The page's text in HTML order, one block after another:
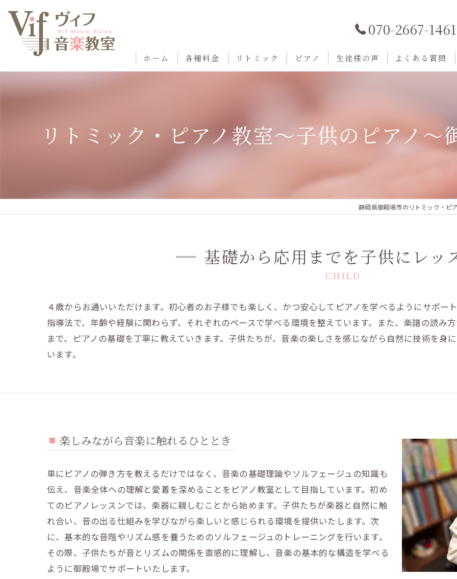
070-2667-1461
ホーム 各種料金 リトミック ピアノ 生徒様の声 よくある質問
リトミック・ピアノ教室～子供のピアノ
静岡県御殿場市のリトミック・ピ
基礎から応用までを子供にレッ
CHILD
４歳からお通いいただけます。初心者のお子様でも楽しく、かつ安心してピアノを学べるようにサポー
指導法で、年齢や経験に関わらず、それぞれのペースで学べる環境を整えています。また、楽譜の読み
まで、ピアノの基礎を丁寧に教えていきます。子供たちが、音楽の楽しさを感じながら自然に技術を身
います。
楽しみながら音楽に触れるひととき
単にピアノの弾き方を教えるだけではなく、音楽の基礎理論やソルフェージュの知識も
伝え、音楽全体への理解と愛着を深めることをピアノ教室として目指しています。初め
てのピアノレッスンでは、楽器に親しむことから始めます。子供たちが楽器と自然に触
れ合い、音の出る仕組みを学びながら楽しいと感じられる環境を提供いたします。次
に、基本的な音階やリズム感を養うためのソルフェージュのトレーニングを行います。
その際、子供たちが音とリズムの関係を直感的に理解し、音楽の基本的な構造を学べる
ように御殿場でサポートいたします。